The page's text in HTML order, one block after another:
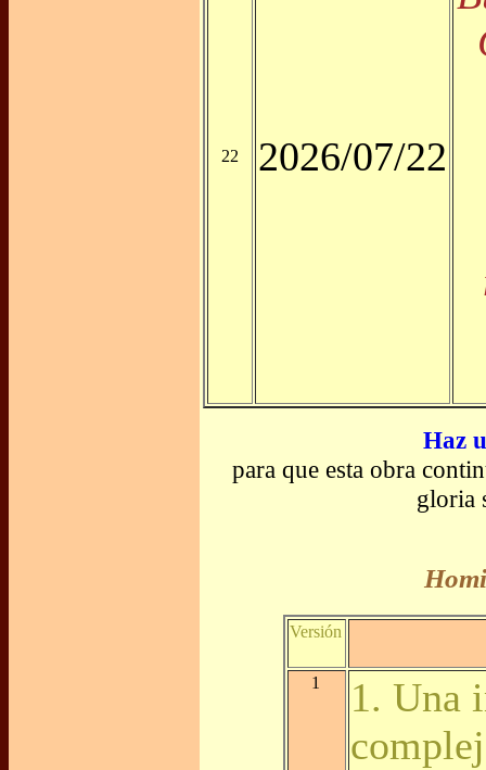
22 2026/07/22
Haz
para que esta obra
gloria
Versión
1
1. Una